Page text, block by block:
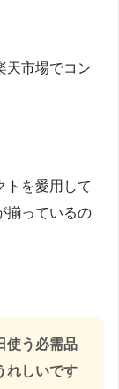
天市場でコン
トを愛用して
揃っているの
使う必需品
れしいです